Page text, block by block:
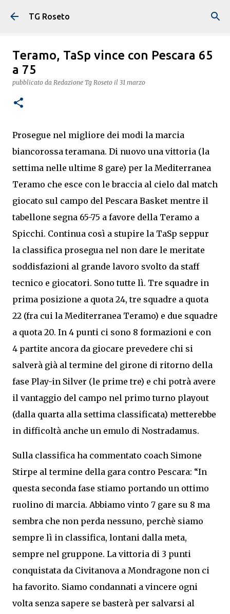
Passa ai contenuti principali
TG Roseto
Teramo, TaSp vince con Pescara 65
a 75
pubblicato da Redazione Tg Roseto il 31 marzo
Prosegue nel migliore dei modi la marcia
biancorossa teramana. Di nuovo una vittoria (la
settima nelle ultime 8 gare) per la Mediterranea
Teramo che esce con le braccia al cielo dal match
giocato sul campo del Pescara Basket mentre il
tabellone segna 65-75 a favore della Teramo a
Spicchi. Continua così a stupire la TaSp seppur
la classifica prosegua nel non dare le meritate
soddisfazioni al grande lavoro svolto da staff
tecnico e giocatori. Sono tutte lì. Tre squadre in
prima posizione a quota 24, tre squadre a quota
22 (fra cui la Mediterranea Teramo) e due squadre
a quota 20. In 4 punti ci sono 8 formazioni e con
4 partite ancora da giocare prevedere chi si
salverà già al termine del girone di ritorno della
fase Play-in Silver (le prime tre) e chi potrà avere
il vantaggio del campo nel primo turno playout
(dalla quarta alla settima classificata) metterebbe
in difficoltà anche un emulo di Nostradamus.
Sulla classifica ha commentato coach Simone
Stirpe al termine della gara contro Pescara: “In
questa seconda fase stiamo portando un ottimo
ruolino di marcia. Abbiamo vinto 7 gare su 8 ma
sembra che non perda nessuno, perchè siamo
sempre lì in classifica, lontani dalla meta,
sempre nel gruppone. La vittoria di 3 punti
conquistata da Civitanova a Mondragone non ci
ha favorito. Siamo condannati a vincere ogni
volta senza sapere se basterà per salvarsi al